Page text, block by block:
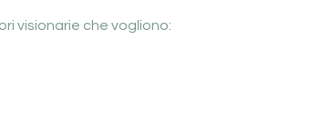
visionarie che vogliono: